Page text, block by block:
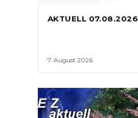
AKTUELL 07.08.2026
7. August 2026